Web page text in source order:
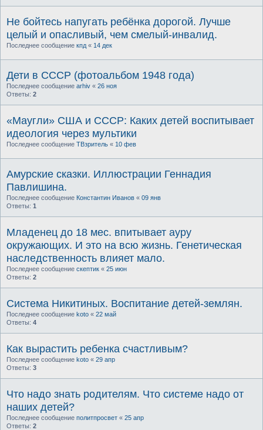
Не бойтесь напугать ребёнка дорогой. Лучше
целый и опасливый, чем смелый-инвалид.
Последнее сообщение кпд « 14 дек
Дети в СССР (фотоальбом 1948 года)
Последнее сообщение arhiv « 26 ноя
Ответы: 2
«Маугли» США и СССР: Каких детей воспитывает
идеология через мультики
Последнее сообщение ТВзритель « 10 фев
Амурские сказки. Иллюстрации Геннадия
Павлишина.
Последнее сообщение Константин Иванов « 09 янв
Ответы: 1
Младенец до 18 мес. впитывает ауру
окружающих. И это на всю жизнь. Генетическая
наследственность влияет мало.
Последнее сообщение скептик « 25 июн
Ответы: 2
Система Никитиных. Воспитание детей-землян.
Последнее сообщение koto « 22 май
Ответы: 4
Как вырастить ребенка счастливым?
Последнее сообщение koto « 29 апр
Ответы: 3
Что надо знать родителям. Что системе надо от
наших детей?
Последнее сообщение политпросвет « 25 апр
Ответы: 2